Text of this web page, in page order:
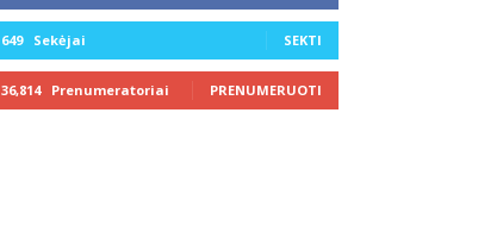
649 Sekėjai SEKTI
36,814 Prenumeratoriai PRENUMERUOTI